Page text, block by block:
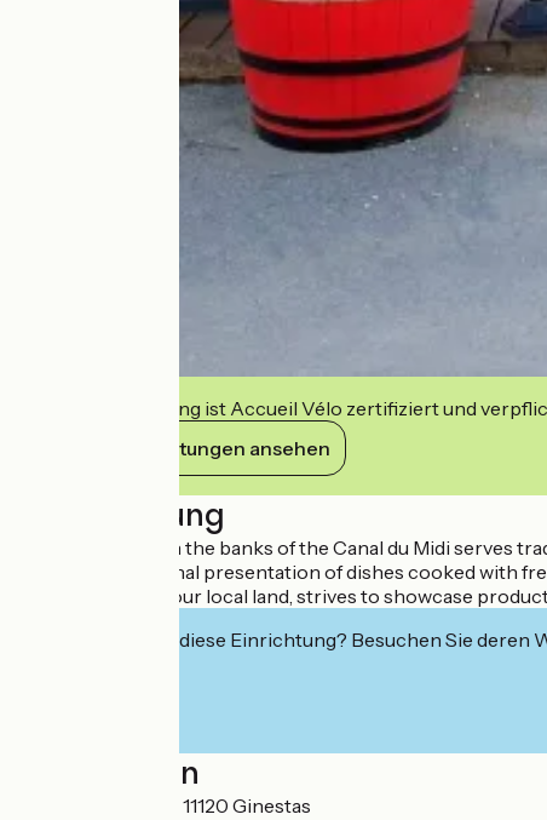
Diese Einrichtung ist Accueil Vélo zertifiziert und
Ihre Verpflichtungen ansehen
Beschreibung
The restaurant on the banks of the Canal du Midi serves
Surprisingly original presentation of dishes cooked with
Our chef, a fan of our local land, strives to showcase
Interessiert Sie diese Einrichtung? Besuchen Sie
Localisation
4 allée des Cyprès 11120 Ginestas